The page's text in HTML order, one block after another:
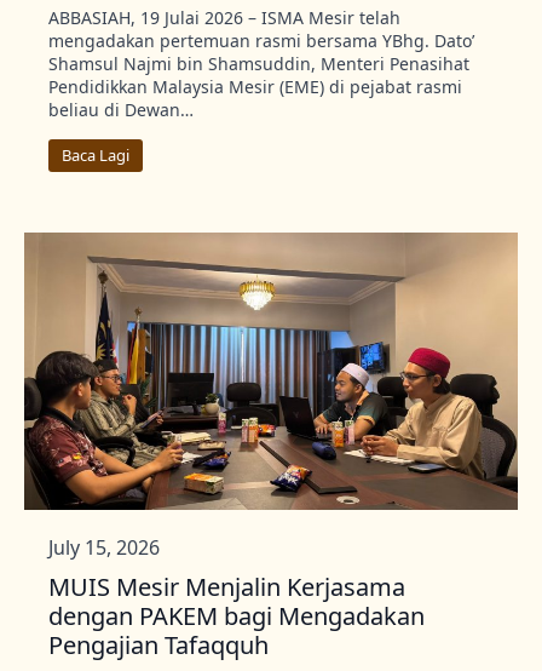
ABBASIAH, 19 Julai 2026 – ISMA Mesir telah
mengadakan pertemuan rasmi bersama YBhg. Dato’
Shamsul Najmi bin Shamsuddin, Menteri Penasihat
Pendidikkan Malaysia Mesir (EME) di pejabat rasmi
beliau di Dewan…
Baca Lagi
MUIS Mesir Menjalin Kerjasama
dengan PAKEM bagi Mengadakan
Pengajian Tafaqquh
July 15, 2026